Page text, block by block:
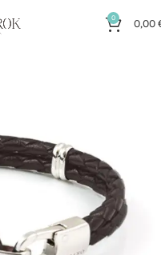
0 0,00